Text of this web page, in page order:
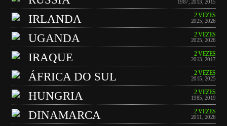
1987 2013 2015
IRLANDA 2 VEZES
2025 2026
UGANDA 2 VEZES
2025 2026
IRAQUE 2 VEZES
2013 2017
ÁFRICA DO SUL 2 VEZES
2015 2025
HUNGRIA 2 VEZES
1985 2019
DINAMARCA 2 VEZES
2011 2026